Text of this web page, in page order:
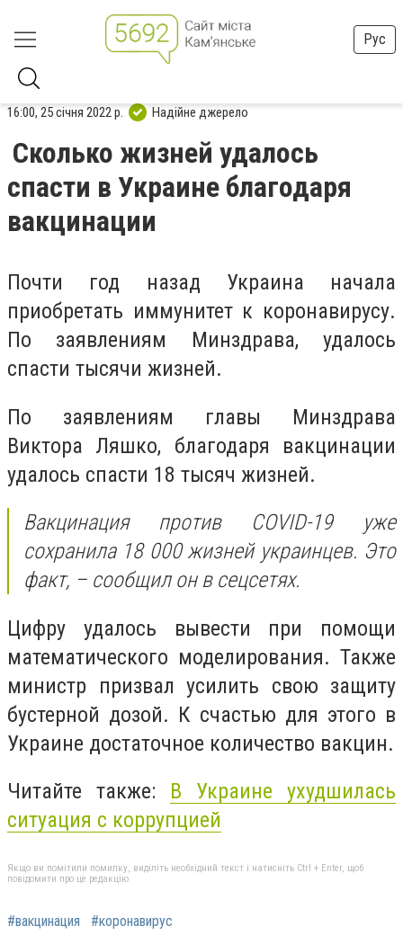
Рус
16:00, 25 січня 2022 р. Надійне джерело
Сколько жизней удалось
спасти в Украине благодаря
вакцинации
Почти год назад Украина начала
приобретать иммунитет к коронавирусу.
По заявлениям Минздрава, удалось
спасти тысячи жизней.
По заявлениям главы Минздрава
Виктора Ляшко, благодаря вакцинации
удалось спасти 18 тысяч жизней.
Вакцинация против COVID-19 уже
сохранила 18 000 жизней украинцев. Это
факт, – сообщил он в сецсетях.
Цифру удалось вывести при помощи
математического моделирования. Также
министр призвал усилить свою защиту
бустерной дозой. К счастью для этого в
Украине достаточное количество вакцин.
Читайте также: В Украине ухудшилась
ситуация с коррупцией
Якщо ви помітили помилку, виділіть необхідний текст і натисніть Ctrl + Enter, щоб
повідомити про це редакцію
#вакцинация #коронавирус